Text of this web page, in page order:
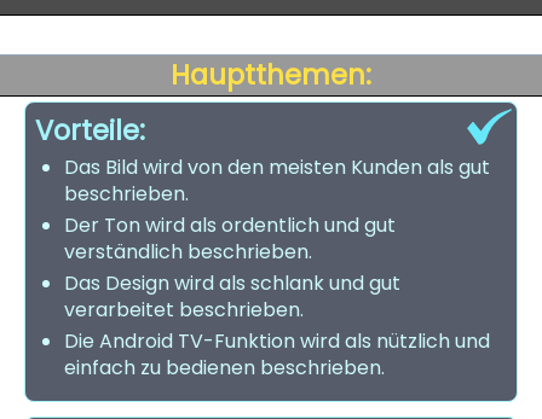
Hauptthemen:
Vorteile:
Das Bild wird von den meisten Kunden als gut
beschrieben.
Der Ton wird als ordentlich und gut
verständlich beschrieben.
Das Design wird als schlank und gut
verarbeitet beschrieben.
Die Android TV-Funktion wird als nützlich und
einfach zu bedienen beschrieben.